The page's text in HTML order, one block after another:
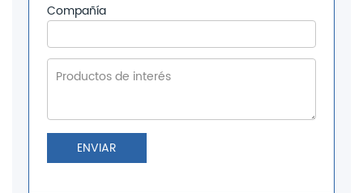
Compañía
ENVIAR